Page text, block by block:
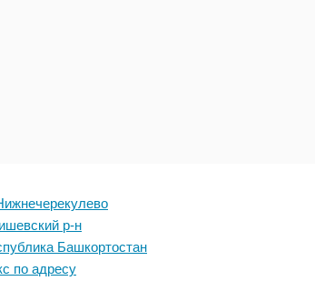
р-н
Башкортостан
по адресу